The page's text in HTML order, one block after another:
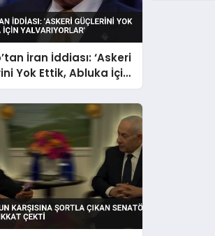
İran İddiası: ‘Askeri
Yok Ettik, Abluka İçin